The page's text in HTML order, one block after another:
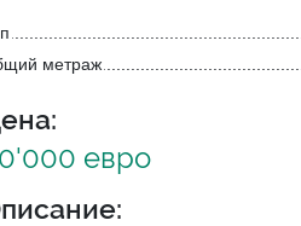
метраж
евро